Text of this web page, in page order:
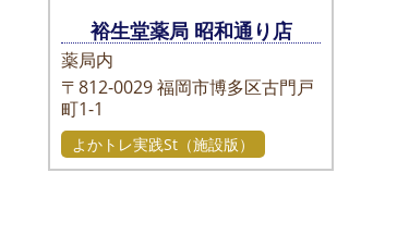
裕生堂薬局 昭和通り店
薬局内
〒812-0029 福岡市博多区古門戸
町1-1
よかトレ実践St（施設版）